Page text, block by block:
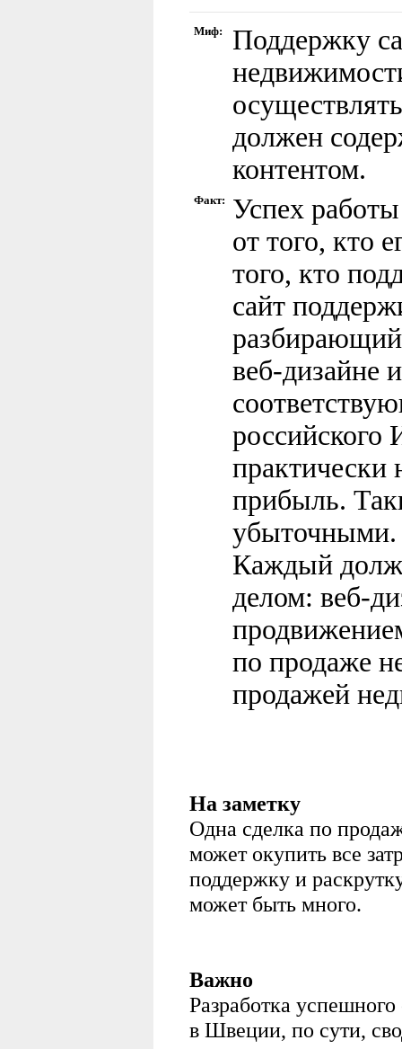
Миф:
Поддержку
должен
контентом.
Факт:
Успех работы
от того, кто
того, кто
сайт
веб-дизайне
российского
практически
прибыль.
убыточными.
Каждый
делом: веб-
по продаже
продажей
На заметку
Одна сделка по
может окупить все
поддержку и
может быть много.
Важно
Разработка
в Швеции, по сути,